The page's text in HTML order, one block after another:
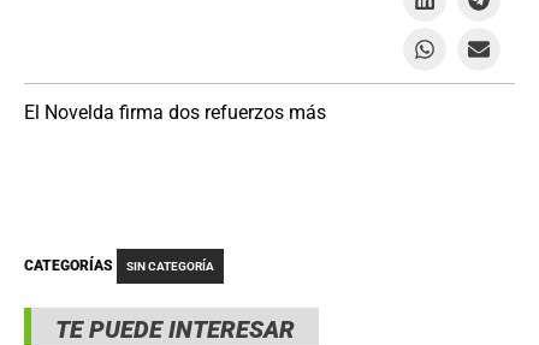
TE PUEDE INTERESAR
El Novelda firma dos refuerzos más
CATEGORÍAS SIN CATEGORÍA